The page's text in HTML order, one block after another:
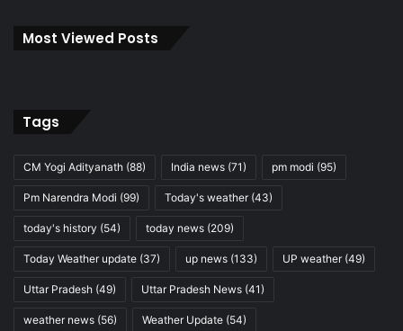
Most Viewed Posts
Tags
CM Yogi Adityanath (88) India news (71) pm modi (95)
Pm Narendra Modi (99) Today's weather(43)
today's history (54) today news (209)
Today Weather update (37) up news (133) UP weather(49)
Uttar Pradesh (49) Uttar Pradesh News (41)
weather news (56) Weather Update (54)